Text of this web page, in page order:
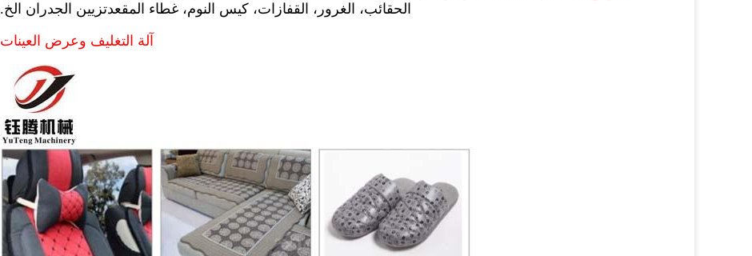
الحقائب، الغرور، القفازات، كيس النوم، غطاء المقعدتزيين الجدران الخ.
آلة التغليف وعرض العينات